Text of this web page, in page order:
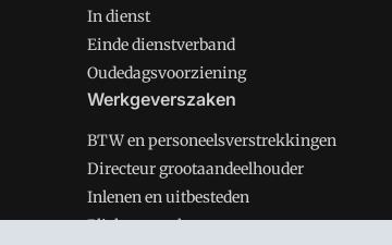
In dienst
Einde dienstverband
Oudedagsvoorziening
Werkgeverszaken
BTW en personeelsverstrekkingen
Directeur grootaandeelhouder
Inlenen en uitbesteden
Plichten werkgever